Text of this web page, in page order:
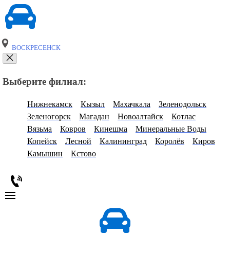
ВОСКРЕСЕНСК
Выберите филиал:
Нижнекамск Кызыл Махачкала
Зеленодольск
Зеленогорск
Магадан Новоалтайск
Котлас
Вязьма
Ковров Кинешма
Минеральные Воды
Копейск
Лесной Калининград Королёв
Киров
Камышин
Кстово